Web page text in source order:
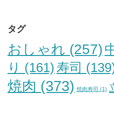
タグ
おしゃれ (257)
り (161) 寿司
焼肉 (373) 焼肉寿司 (1)